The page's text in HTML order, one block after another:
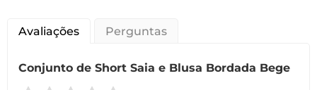
Avaliações Perguntas
Conjunto de Short Saia e Blusa Bordada Bege